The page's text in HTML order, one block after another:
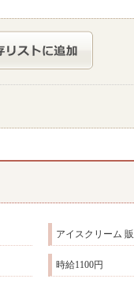
アイスクリーム
時給1100円